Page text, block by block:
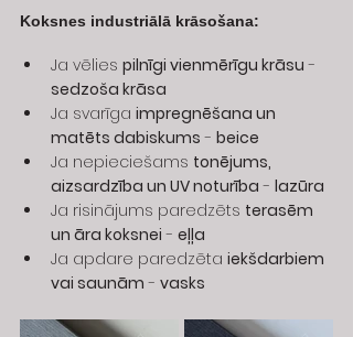
Koksnes industriālā krāsošana:
Ja vēlies pilnīgi vienmērīgu krāsu -
sedzoša krāsa
Ja svarīga impregnēšana un
matēts dabiskums - beice
Ja nepieciešams tonējums,
aizsardzība un UV noturība - lazūra
Ja risinājums paredzēts terasēm
un āra koksnei - eļļa
Ja apdare paredzēta iekšdarbiem
vai saunām - vasks